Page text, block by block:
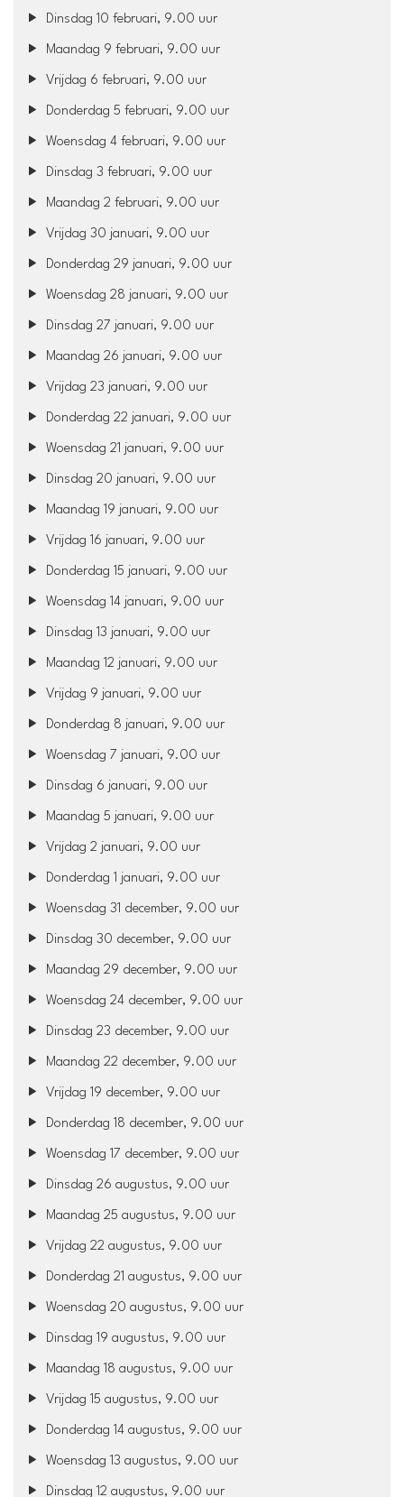
Dinsdag 10 februari, 9.00 uur
Maandag 9 februari, 9.00 uur
Vrijdag 6 februari, 9.00 uur
Donderdag 5 februari, 9.00 uur
Woensdag 4 februari, 9.00 uur
Dinsdag 3 februari, 9.00 uur
Maandag 2 februari, 9.00 uur
Vrijdag 30 januari, 9.00 uur
Donderdag 29 januari, 9.00 uur
Woensdag 28 januari, 9.00 uur
Dinsdag 27 januari, 9.00 uur
Maandag 26 januari, 9.00 uur
Vrijdag 23 januari, 9.00 uur
Donderdag 22 januari, 9.00 uur
Woensdag 21 januari, 9.00 uur
Dinsdag 20 januari, 9.00 uur
Maandag 19 januari, 9.00 uur
Vrijdag 16 januari, 9.00 uur
Donderdag 15 januari, 9.00 uur
Woensdag 14 januari, 9.00 uur
Dinsdag 13 januari, 9.00 uur
Maandag 12 januari, 9.00 uur
Vrijdag 9 januari, 9.00 uur
Donderdag 8 januari, 9.00 uur
Woensdag 7 januari, 9.00 uur
Dinsdag 6 januari, 9.00 uur
Maandag 5 januari, 9.00 uur
Vrijdag 2 januari, 9.00 uur
Donderdag 1 januari, 9.00 uur
Woensdag 31 december, 9.00 uur
Dinsdag 30 december, 9.00 uur
Maandag 29 december, 9.00 uur
Woensdag 24 december, 9.00 uur
Dinsdag 23 december, 9.00 uur
Maandag 22 december, 9.00 uur
Vrijdag 19 december, 9.00 uur
Donderdag 18 december, 9.00 uur
Woensdag 17 december, 9.00 uur
Dinsdag 26 augustus, 9.00 uur
Maandag 25 augustus, 9.00 uur
Vrijdag 22 augustus, 9.00 uur
Donderdag 21 augustus, 9.00 uur
Woensdag 20 augustus, 9.00 uur
Dinsdag 19 augustus, 9.00 uur
Maandag 18 augustus, 9.00 uur
Vrijdag 15 augustus, 9.00 uur
Donderdag 14 augustus, 9.00 uur
Woensdag 13 augustus, 9.00 uur
Dinsdag 12 augustus, 9.00 uur